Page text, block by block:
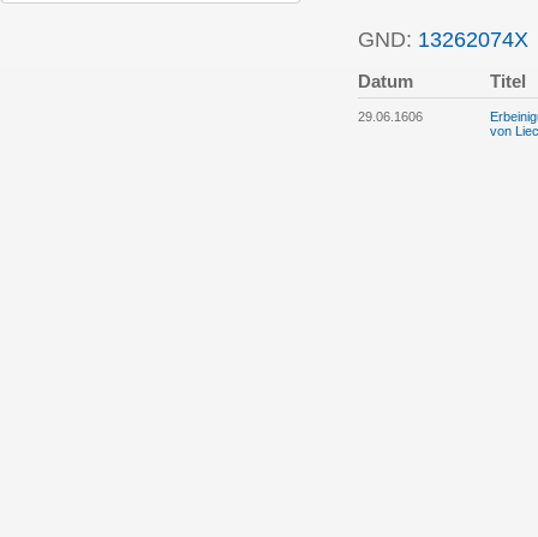
GND: 13262074X
Datum Titel
29.06.1606
von